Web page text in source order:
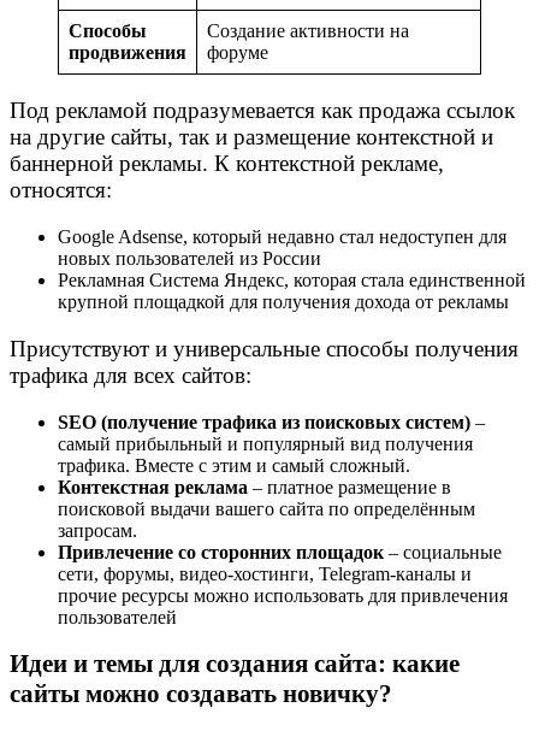
Способы
продвижения
Создание активности на
форуме
Под рекламой подразумевается как продажа ссылок
на другие сайты, так и размещение контекстной и
баннерной рекламы. К контекстной рекламе,
относятся:
Google Adsense, который недавно стал недоступен для
новых пользователей из России
Рекламная Система Яндекс, которая стала единственной
крупной площадкой для получения дохода от рекламы
Присутствуют и универсальные способы получения
трафика для всех сайтов:
SEO (получение трафика из поисковых систем) –
самый прибыльный и популярный вид получения
трафика. Вместе с этим и самый сложный.
Контекстная реклама – платное размещение в
поисковой выдачи вашего сайта по определённым
запросам.
Привлечение со сторонних площадок – социальные
сети, форумы, видео-хостинги, Telegram-каналы и
прочие ресурсы можно использовать для привлечения
пользователей
Идеи и темы для создания сайта: какие
сайты можно создавать новичку?